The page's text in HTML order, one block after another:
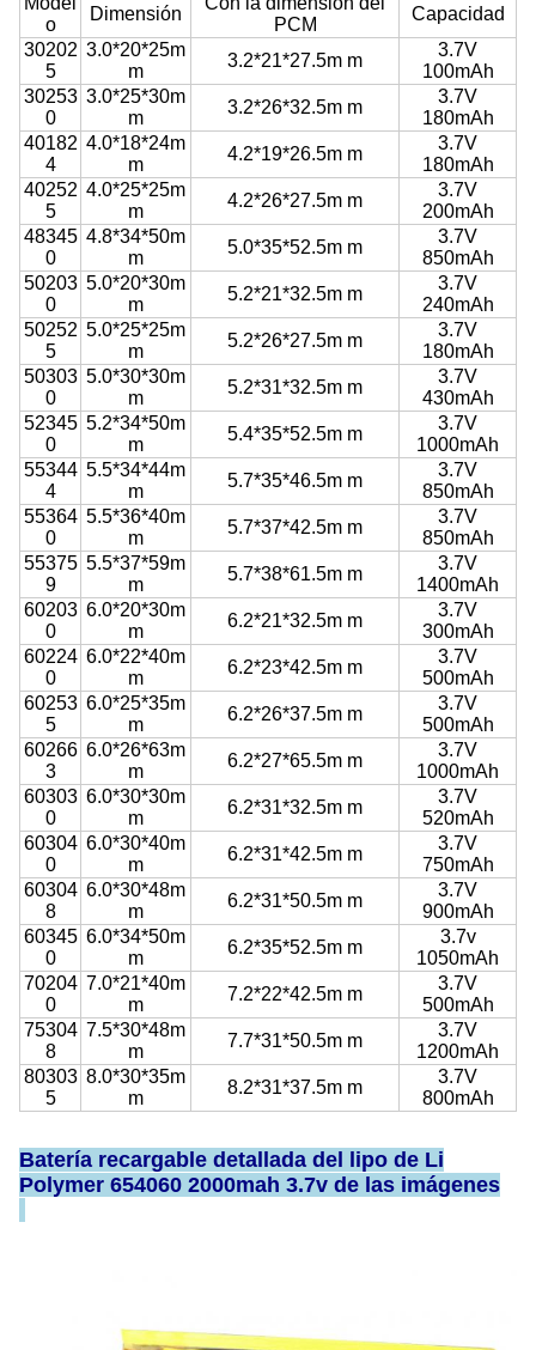
o
Dimensión
PCM
Capacidad
30202
5
3.0*20*25m
m
3.2*21*27.5m m
3.7V
100mAh
30253
0
3.0*25*30m
m
3.2*26*32.5m m
3.7V
180mAh
40182
4
4.0*18*24m
m
4.2*19*26.5m m
3.7V
180mAh
40252
5
4.0*25*25m
m
4.2*26*27.5m m
3.7V
200mAh
48345
0
4.8*34*50m
m
5.0*35*52.5m m
3.7V
850mAh
50203
0
5.0*20*30m
m
5.2*21*32.5m m
3.7V
240mAh
50252
5
5.0*25*25m
m
5.2*26*27.5m m
3.7V
180mAh
50303
0
5.0*30*30m
m
5.2*31*32.5m m
3.7V
430mAh
52345
0
5.2*34*50m
m
5.4*35*52.5m m
3.7V
1000mAh
55344
4
5.5*34*44m
m
5.7*35*46.5m m
3.7V
850mAh
55364
0
5.5*36*40m
m
5.7*37*42.5m m
3.7V
850mAh
55375
9
5.5*37*59m
m
5.7*38*61.5m m
3.7V
1400mAh
60203
0
6.0*20*30m
m
6.2*21*32.5m m
3.7V
300mAh
60224
0
6.0*22*40m
m
6.2*23*42.5m m
3.7V
500mAh
60253
5
6.0*25*35m
m
6.2*26*37.5m m
3.7V
500mAh
60266
3
6.0*26*63m
m
6.2*27*65.5m m
3.7V
1000mAh
60303
0
6.0*30*30m
m
6.2*31*32.5m m
3.7V
520mAh
60304
0
6.0*30*40m
m
6.2*31*42.5m m
3.7V
750mAh
60304
8
6.0*30*48m
m
6.2*31*50.5m m
3.7V
900mAh
60345
0
6.0*34*50m
m
6.2*35*52.5m m
3.7v
1050mAh
70204
0
7.0*21*40m
m
7.2*22*42.5m m
3.7V
500mAh
75304
8
7.5*30*48m
m
7.7*31*50.5m m
3.7V
1200mAh
80303
5
8.0*30*35m
m
8.2*31*37.5m m
3.7V
800mAh
Batería recargable detallada del lipo de Li
Polymer 654060 2000mah 3.7v de las imágenes